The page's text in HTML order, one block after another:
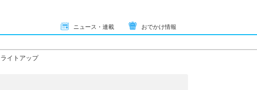
ニュース・連載 おでかけ情報
ライトアップ